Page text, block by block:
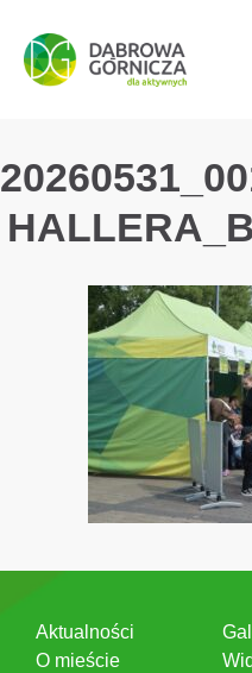
PRZEJDŹ DO MENU
PRZEJDŹ DO
PRZEJDŹ DO TREŚCI
Aktualności
O mieście